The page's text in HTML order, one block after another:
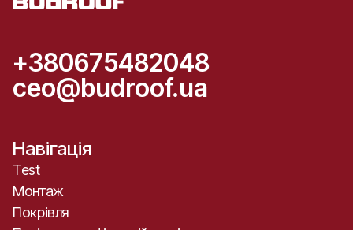
+380675482048
ceo@budroof.ua
Навігація
Test
Монтаж
Покрівля